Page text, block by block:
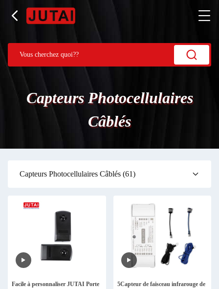
Capteurs Photocellulaires
Câblés
Capteurs Photocellulaires Câblés (61)
Facile à personnaliser JUTAI Porte
5Capteur de faisceau infrarouge de